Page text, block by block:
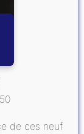
de ces neuf